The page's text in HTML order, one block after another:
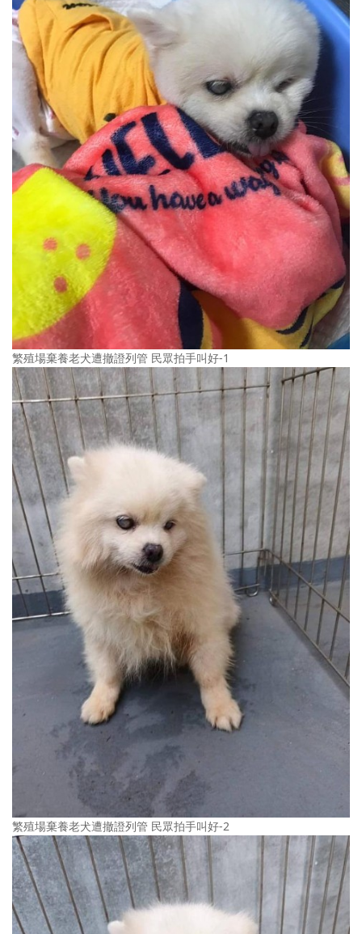
繁殖場棄養老犬遭撤證列管 民眾拍手叫好-1
繁殖場棄養老犬遭撤證列管 民眾拍手叫好-2